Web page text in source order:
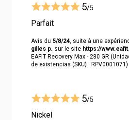
5/5
Parfait
Avis du 5/8/24 , suite à une
gilles p. sur le site https://
EAFIT Recovery Max - 280 GR
de existencias (SKU) : RPV0001071)
5/5
Nickel